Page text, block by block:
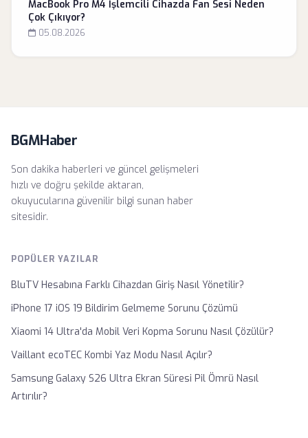
MacBook Pro M4 İşlemcili Cihazda Fan Sesi Neden
Çok Çıkıyor?
05.08.2026
BGMHaber
Son dakika haberleri ve güncel gelişmeleri
hızlı ve doğru şekilde aktaran,
okuyucularına güvenilir bilgi sunan haber
sitesidir.
POPÜLER YAZILAR
BluTV Hesabına Farklı Cihazdan Giriş Nasıl Yönetilir?
iPhone 17 iOS 19 Bildirim Gelmeme Sorunu Çözümü
Xiaomi 14 Ultra'da Mobil Veri Kopma Sorunu Nasıl Çözülür?
Vaillant ecoTEC Kombi Yaz Modu Nasıl Açılır?
Samsung Galaxy S26 Ultra Ekran Süresi Pil Ömrü Nasıl
Artırılır?